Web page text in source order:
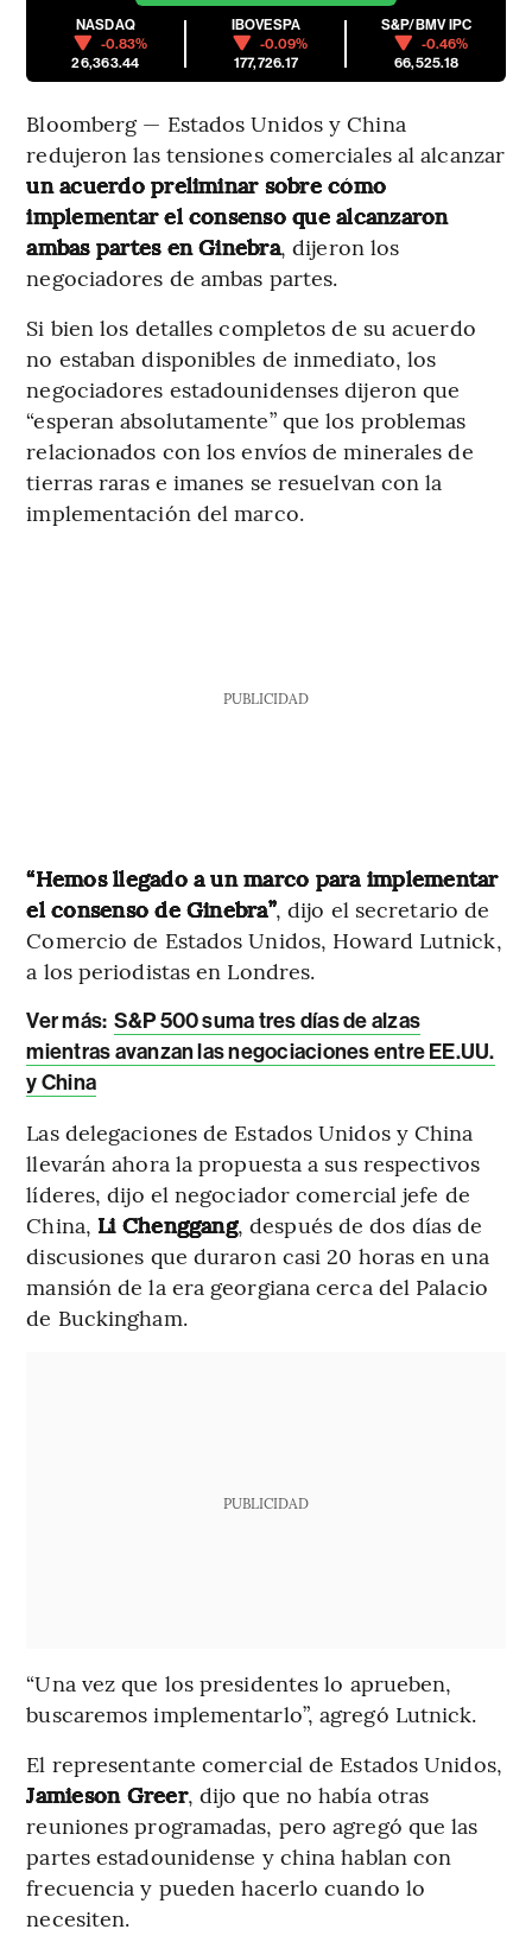
NASDAQ
-0.83%
26,363.44
IBOVESPA
-0.09%
177,726.17
S&P/BMV IPC
-0.46%
66,525.18
Bloomberg — Estados Unidos y China
redujeron las tensiones comerciales al alcanzar
un acuerdo preliminar sobre cómo
implementar el consenso que alcanzaron
ambas partes en Ginebra, dijeron los
negociadores de ambas partes.
Si bien los detalles completos de su acuerdo
no estaban disponibles de inmediato, los
negociadores estadounidenses dijeron que
“esperan absolutamente” que los problemas
relacionados con los envíos de minerales de
tierras raras e imanes se resuelvan con la
implementación del marco.
PUBLICIDAD
“Hemos llegado a un marco para implementar
el consenso de Ginebra”, dijo el secretario de
Comercio de Estados Unidos, Howard Lutnick,
a los periodistas en Londres.
Ver más: S&P 500 suma tres días de alzas
mientras avanzan las negociaciones entre EE.UU.
y China
Las delegaciones de Estados Unidos y China
llevarán ahora la propuesta a sus respectivos
líderes, dijo el negociador comercial jefe de
China, Li Chenggang, después de dos días de
discusiones que duraron casi 20 horas en una
mansión de la era georgiana cerca del Palacio
de Buckingham.
PUBLICIDAD
“Una vez que los presidentes lo aprueben,
buscaremos implementarlo”, agregó Lutnick.
El representante comercial de Estados Unidos,
Jamieson Greer, dijo que no había otras
reuniones programadas, pero agregó que las
partes estadounidense y china hablan con
frecuencia y pueden hacerlo cuando lo
necesiten.